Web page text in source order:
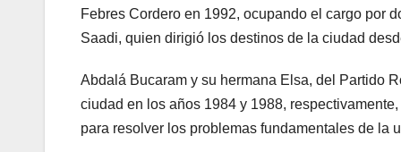
Febres Cordero en 1992, ocupando el cargo por
Saadi, quien dirigió los destinos de la ciudad
Abdalá Bucaram y su hermana Elsa, del Partido
ciudad en los años 1984 y 1988,
para resolver los problemas fundamentales de la